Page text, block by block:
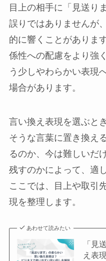
目上の相手に「見送り
誤りではありませんが
的に響くことがありま
係性への配慮をより強
う少しやわらかい表現
場合があります。
言い換え表現を選ぶと
そうな言葉に置き換え
るのか、今は難しいだ
残すのかによって、適
ここでは、目上や取引
現を整理します。
あわせて読みたい
「見
え表